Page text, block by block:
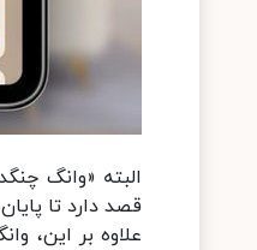
البته «وانگ
قصد دارد تا پایان سال